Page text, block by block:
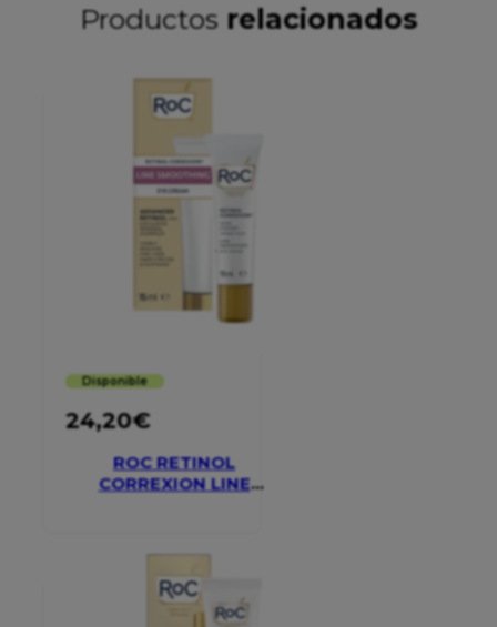
Productos relacionados
Disponible
24,20€
ROC RETINOL
CORREXION LINE